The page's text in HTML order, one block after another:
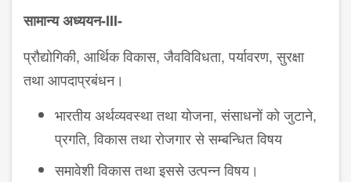
सामान्य अध्ययन-III-
प्रौद्योगिकी, आर्थिक विकास, जैवविविधता, पर्यावरण, सुरक्षा
तथा आपदाप्रबंधन।
भारतीय अर्थव्यवस्था तथा योजना, संसाधनों को जुटाने,
प्रगति, विकास तथा रोजगार से सम्ब​न्धित विषय
समावेशी विकास तथा इससे उत्पन्न विषय।